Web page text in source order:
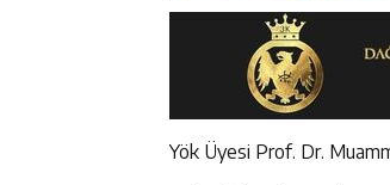
Yök Üyesi Prof. Dr.